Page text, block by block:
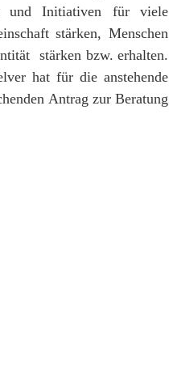
und Initiativen für viele
stärken, Menschen
stärken bzw. erhalten.
hat für die anstehende
Antrag zur Beratung